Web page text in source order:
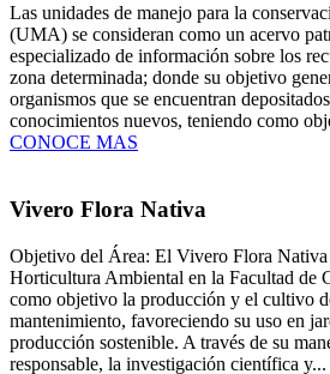
Las unidades de manejo para la
(UMA) se consideran como un acervo
especializado de información sobre los
zona determinada; donde su objetivo
organismos que se encuentran
conocimientos nuevos, teniendo como
CONOCE MAS
Vivero Flora Nativa
Objetivo del Área: El Vivero Flora Nativa
Horticultura Ambiental en la Facultad de
como objetivo la producción y el cultivo
mantenimiento, favoreciendo su uso en
producción sostenible. A través de su
responsable, la investigación científica y...